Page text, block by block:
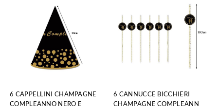
6 CAPPELLINI CHAMPAGNE
COMPLEANNO NERO E
6 CANNUCCE BICCHIERI
CHAMPAGNE COMPLEANN